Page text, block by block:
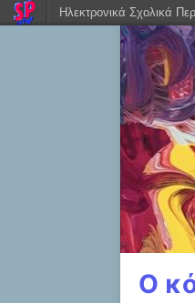
Ο
Ηλεκτρονικά Σχολικά